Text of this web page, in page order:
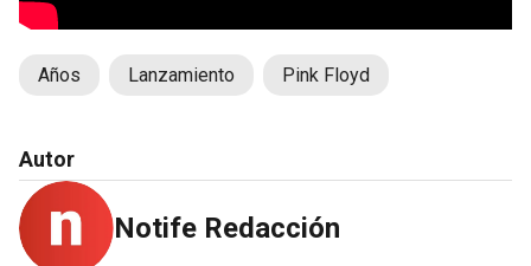
Años Lanzamiento Pink Floyd
Autor
Notife Redacción